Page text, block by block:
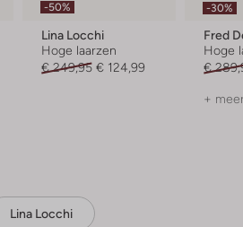
-50%
Lina Locchi
Hoge laarzen
€ 249,95 € 124,99
-30%
Hoge
€
+
Lina Locchi